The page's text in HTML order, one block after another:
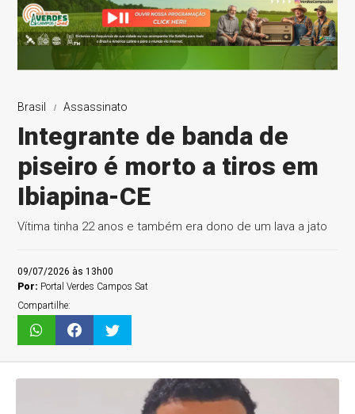
Brasil Assassinato
Integrante de banda de
piseiro é morto a tiros em
Ibiapina-CE
Vítima tinha 22 anos e também era dono de um lava a jato
09/07/2026 às 13h00
Por: Portal Verdes Campos Sat
Compartilhe: